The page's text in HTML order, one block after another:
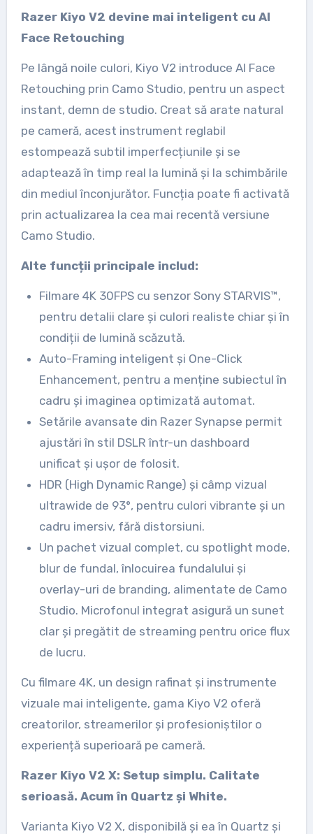
Razer Kiyo V2 devine mai inteligent cu AI
Face Retouching
Pe lângă noile culori, Kiyo V2 introduce AI Face
Retouching prin Camo Studio, pentru un aspect
instant, demn de studio. Creat să arate natural
pe cameră, acest instrument reglabil
estompează subtil imperfecțiunile și se
adaptează în timp real la lumină și la schimbările
din mediul înconjurător. Funcția poate fi activată
prin actualizarea la cea mai recentă versiune
Camo Studio.
Alte funcții principale includ:
Filmare 4K 30FPS cu senzor Sony STARVIS™,
pentru detalii clare și culori realiste chiar și în
condiții de lumină scăzută.
Auto-Framing inteligent și One-Click
Enhancement, pentru a menține subiectul în
cadru și imaginea optimizată automat.
Setările avansate din Razer Synapse permit
ajustări în stil DSLR într-un dashboard
unificat și ușor de folosit.
HDR (High Dynamic Range) și câmp vizual
ultrawide de 93°, pentru culori vibrante și un
cadru imersiv, fără distorsiuni.
Un pachet vizual complet, cu spotlight mode,
blur de fundal, înlocuirea fundalului și
overlay-uri de branding, alimentate de Camo
Studio. Microfonul integrat asigură un sunet
clar și pregătit de streaming pentru orice flux
de lucru.
Cu filmare 4K, un design rafinat și instrumente
vizuale mai inteligente, gama Kiyo V2 oferă
creatorilor, streamerilor și profesioniștilor o
experiență superioară pe cameră.
Razer Kiyo V2 X: Setup simplu. Calitate
serioasă. Acum în Quartz și White.
Varianta Kiyo V2 X, disponibilă și ea în Quartz și